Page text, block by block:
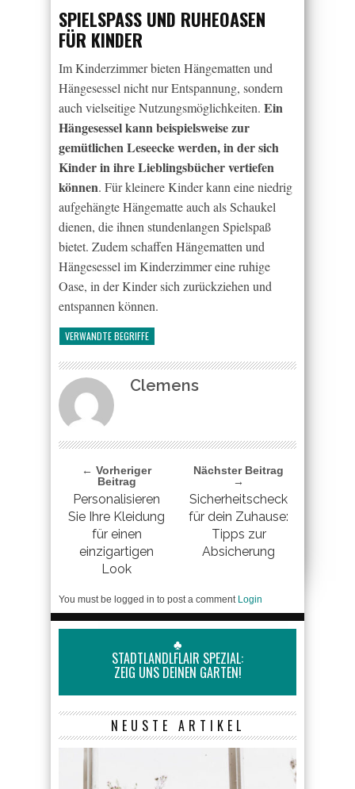
SPIELSPASS UND RUHEOASEN F
ÜR KINDER
Im Kinderzimmer bieten Hängematten und
Hängesessel nicht nur Entspannung, sondern
auch vielseitige Nutzungsmöglichkeiten. Ein
Hängesessel kann beispielsweise zur
gemütlichen Leseecke werden, in der sich
Kinder in ihre Lieblingsbücher vertiefen
können. Für kleinere Kinder kann eine niedrig
aufgehängte Hängematte auch als Schaukel
dienen, die ihnen stundenlangen Spielspaß
bietet. Zudem schaffen Hängematten und
Hängesessel im Kinderzimmer eine ruhige
Oase, in der Kinder sich zurückziehen und
entspannen können.
VERWANDTE BEGRIFFE
Clemens
← Vorheriger
Beitrag
Personalisieren
Sie Ihre Kleidung
für einen
einzigartigen
Look
Nächster Beitrag
→
Sicherheitscheck
für dein Zuhause:
Tipps zur
Absicherung
You must be logged in to post a comment Login
♣
STADTLANDLFLAIR SPEZIAL:
ZEIG UNS DEINEN GARTEN!
NEUSTE ARTIKEL